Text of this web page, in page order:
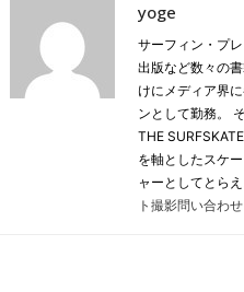
yoge
サーフィン・プ
出版など数々の
けにメディア界
ンとして勤務。
THE
を軸としたスケ
ャーとしてとら
ト撮影問い合わせ